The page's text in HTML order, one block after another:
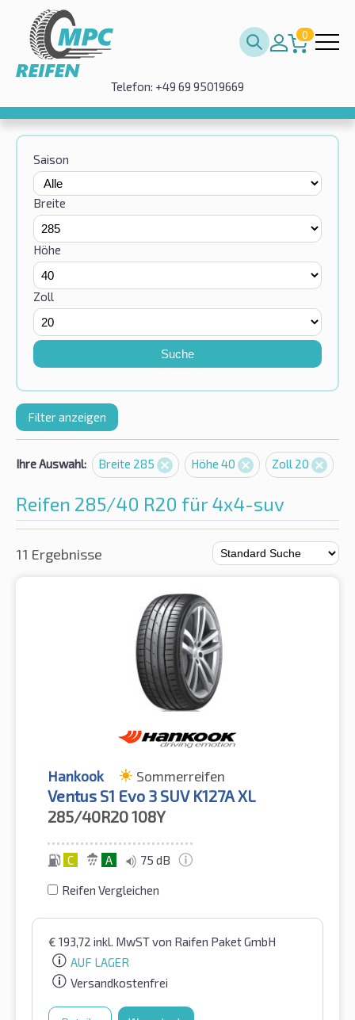
0
Telefon: +49 69 95019669
Saison
Breite
Höhe
Zoll
Suche
Filter anzeigen
Ihre Auswahl: Breite 285 Höhe 40 Zoll 20
Reifen 285/40 R20 für 4x4-suv
11 Ergebnisse
Hankook Sommerreifen
Ventus S1 Evo 3 SUV K127A XL
285/40R20108Y
C A 75 dB
Reifen Vergleichen
€ 193,72 inkl. MwSTvon Raifen Paket GmbH
AUF LAGER
Versandkostenfrei